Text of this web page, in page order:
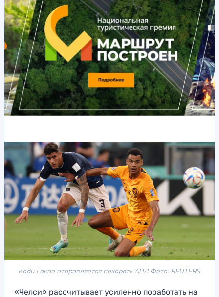
Коди Гакпо отправляется покорять АПЛ Фото: REUTERS
«Челси» рассчитывает усиленно поработать на